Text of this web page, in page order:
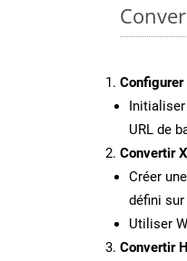
Initialiser
URL de
Convertir
Créer une
défini
Utiliser
Convertir